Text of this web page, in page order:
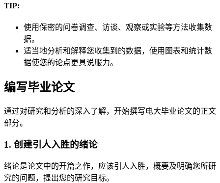
TIP:
使用保密的问卷调查、访谈、观察或实验等方法收集数
据。
适当地分析和解释您收集到的数据，使用图表和统计数
据使您的论点更具说服力。
编写毕业论文
通过对研究和分析的深入了解，开始撰写电大毕业论文的正文
部分。
1. 创建引人入胜的绪论
绪论是论文中的开篇之作，应该引人入胜，概要及明确您所研
究的问题，提出您的研究目标。